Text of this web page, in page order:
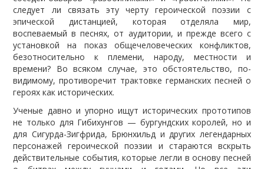
следует ли связать эту черту героической поэзии с
эпической дистанцией, которая отделяла мир,
воспеваемый в песнях, от аудитории, и прежде всего с
установкой на показ общечеловеческих конфликтов,
безотносительно к племени, народу, местности и
времени? Во всяком случае, это обстоятельство, по-
видимому, противоречит трактовке германских песней о
героях как исторических.
Ученые давно и упорно ищут исторических прототипов
не только для Гибихунгов — бургундских королей, но и
для Сигурда-Зигфрида, Брюнхильд и других легендарных
персонажей героической поэзии и стараются вскрыть
действительные события, которые легли в основу песней